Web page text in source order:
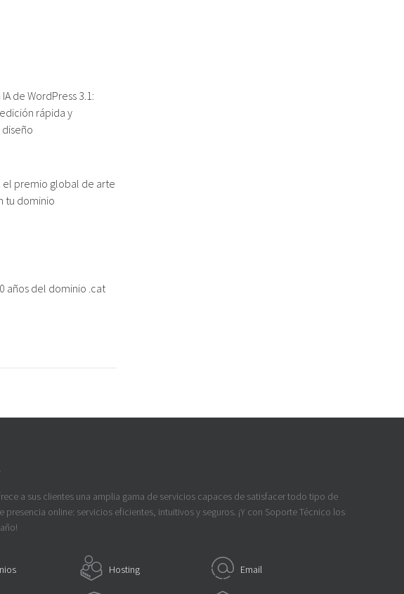
de WordPress 3.1:
rápida y
el premio global de arte
tu dominio
años del dominio .cat
a sus clientes una amplia gama de servicios capaces de satisfacer todo tipo de
presencia online: servicios eficientes, intuitivos y seguros. ¡Y con Soporte Técnico los
Hosting Email